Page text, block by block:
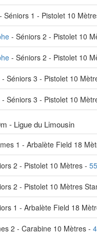
- Séniors 1 - Pistolet 10
- Séniors 2 - Pistolet 10
- Séniors 2 - Pistolet 10
- Séniors 3 - Pistolet 10
- Séniors 3 - Pistolet 10
- Ligue du Limousin
1 - Arbalète Field 18
2 - Pistolet 10 Mètres -
2 - Pistolet 10 Mètres
1 - Arbalète Field 18
2 - Carabine 10 Mètres -